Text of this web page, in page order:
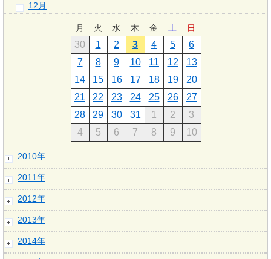
12月
月 火 水 木 金 土 日
30 1 2 3 4 5
6
7
8 9 10 11 12
13
14
15 16 17 18 19
20
21
22 23 24 25 26
27
28
29 30 31 1 2
3
4
5 6 7 8 9 10
2010年
2011年
2012年
2013年
2014年